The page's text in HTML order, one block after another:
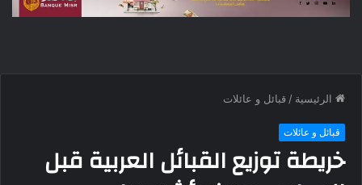
الرئيسية / قبائل و عائلات
قبائل و عائلات
خريطة توزيع القبائل العربية قبل